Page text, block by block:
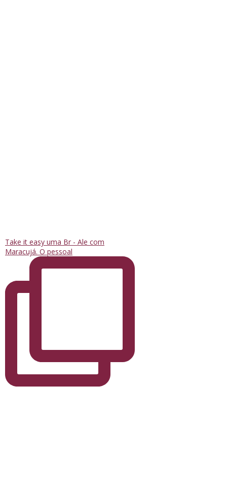
Take it easy uma Br - Ale com
Maracujá. O pessoal